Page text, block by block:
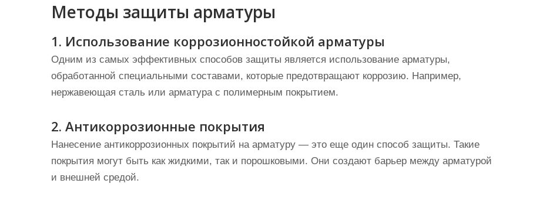
Методы защиты арматуры
1. Использование коррозионностойкой арматуры
Одним из самых эффективных способов защиты является использование арматуры,
обработанной специальными составами, которые предотвращают коррозию. Например,
нержавеющая сталь или арматура с полимерным покрытием.
2. Антикоррозионные покрытия
Нанесение антикоррозионных покрытий на арматуру — это еще один способ защиты. Такие
покрытия могут быть как жидкими, так и порошковыми. Они создают барьер между арматурой
и внешней средой.